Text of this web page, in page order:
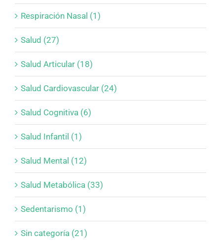
Respiración Nasal (1)
Salud (27)
Salud Articular (18)
Salud Cardiovascular (24)
Salud Cognitiva (6)
Salud Infantil (1)
Salud Mental (12)
Salud Metabólica (33)
Sedentarismo (1)
Sin categoría (21)